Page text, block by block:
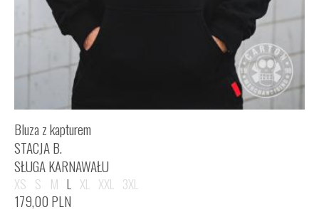
Bluza z kapturem
STACJA B.
SŁUGA KARNAWAŁU
XS S M L XL XXL 3XL
179,00 PLN